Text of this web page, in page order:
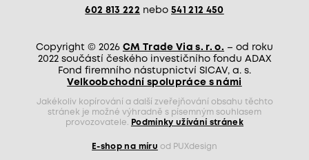
602 813 222 nebo 541 212 450
Copyright © 2026 CM Trade Via s. r. o. – od roku
2022 součástí českého investičního fondu ADAX
Fond firemního nástupnictví SICAV, a. s.
Velkoobchodní spolupráce s námi
Jakékoliv kopírování a další zveřejňování obsahu těchto
stránek je možné výhradně s písemným souhlasem
provozovatele. Podmínky užívání stránek
E-shop na míru od PUXdesign